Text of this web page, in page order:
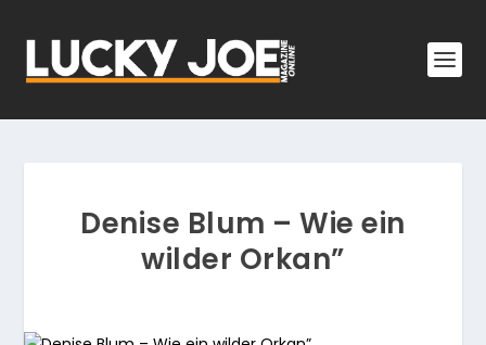
Denise Blum – Wie ein
wilder Orkan”